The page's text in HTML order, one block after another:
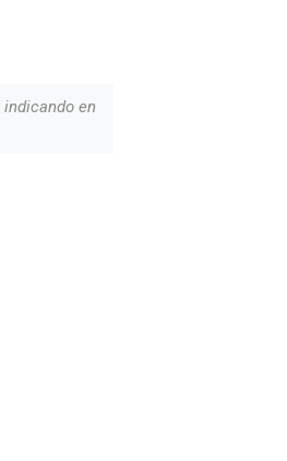
indicando en